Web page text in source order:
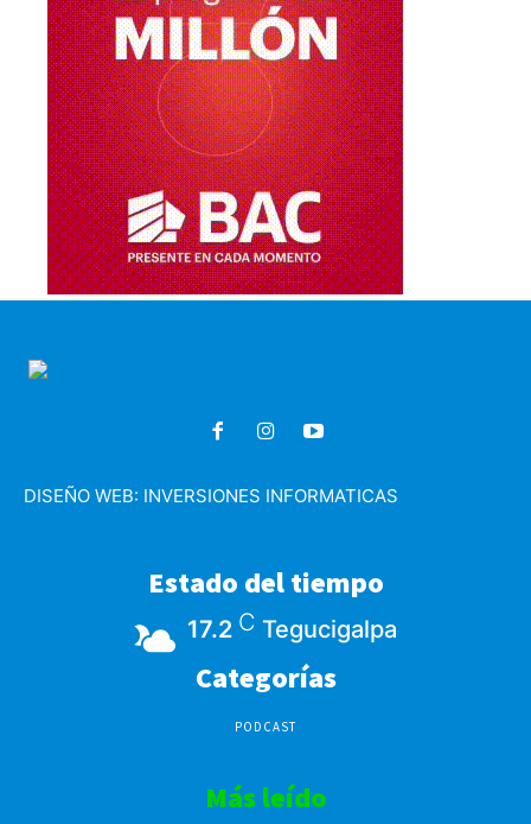
DISEÑO WEB: INVERSIONES INFORMATICAS
Estado del tiempo
17.2 C Tegucigalpa
Categorías
PODCAST
Más leído